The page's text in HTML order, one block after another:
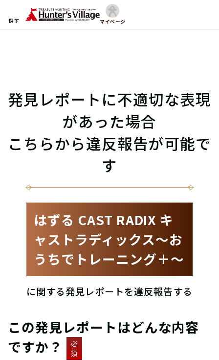
探す マイページ
発見レポートに不適切な表現
があった場合
こちらから違反報告が可能で
す
はずる CAST RADIX キ
ャストラディックス〜お
うちでトレーニング＋〜
に関する発見レポートを違反報告する
この発見レポートはどんな内容
ですか？
必
須